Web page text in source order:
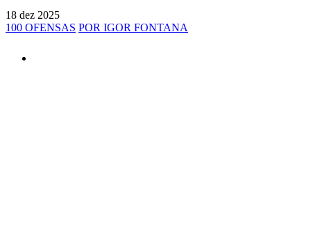
18 dez 2025
100 OFENSAS POR IGOR FONTANA